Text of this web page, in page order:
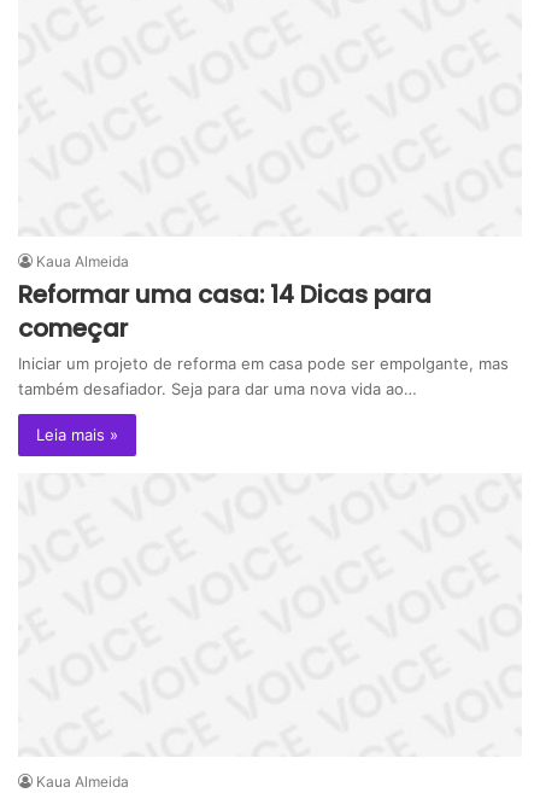
Kaua Almeida
Reformar uma casa: 14 Dicas para
começar
Iniciar um projeto de reforma em casa pode ser empolgante, mas
também desafiador. Seja para dar uma nova vida ao…
Leia mais »
Kaua Almeida